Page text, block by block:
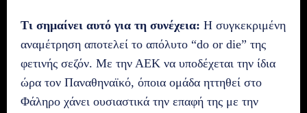
Τι σημαίνει αυτό για τη συνέχεια: Η συγκεκριμένη
αναμέτρηση αποτελεί το απόλυτο “do or die” της
φετινής σεζόν. Με την ΑΕΚ να υποδέχεται την ίδια
ώρα τον Παναθηναϊκό, όποια ομάδα ηττηθεί στο
Φάληρο χάνει ουσιαστικά την επαφή της με την